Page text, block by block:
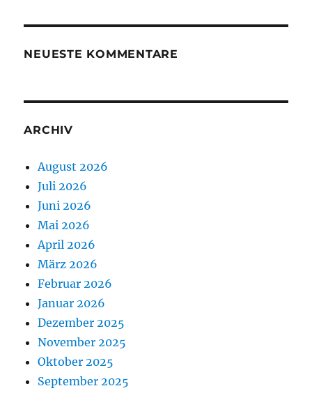
NEUESTE KOMMENTARE
ARCHIV
August 2026
Juli 2026
Juni 2026
Mai 2026
April 2026
März 2026
Februar 2026
Januar 2026
Dezember 2025
November 2025
Oktober 2025
September 2025